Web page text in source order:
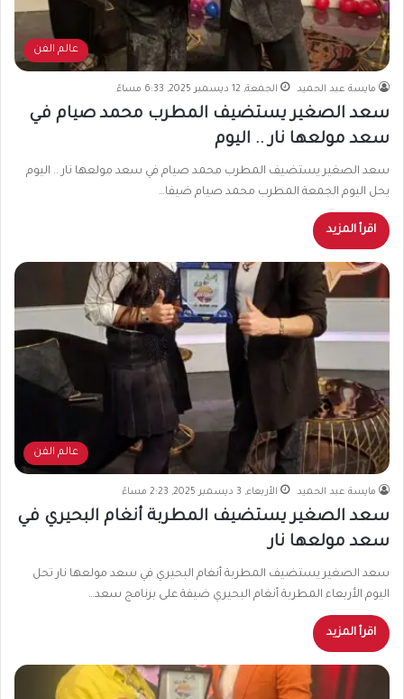
عالم الفن
مايسة عبد الحميد الجمعة, 12 ديسمبر 2025, 6:33 مساءً
سعد الصغير يستضيف المطرب محمد صيام في
سعد مولعها نار .. اليوم
سعد الصغير يستضيف المطرب محمد صيام في سعد مولعها نار .. اليوم
يحل اليوم الجمعة المطرب محمد صيام ضيفا…
اقرأ المزيد
عالم الفن
مايسة عبد الحميد الأربعاء, 3 ديسمبر 2025, 2:23 مساءً
سعد الصغير يستضيف المطربة أنغام البحيري في
سعد مولعها نار
سعد الصغير يستضيف المطربة أنغام البحيري في سعد مولعها نار تحل
اليوم الأربعاء المطربة أنغام البحيري ضيفة على برنامج سعد…
اقرأ المزيد